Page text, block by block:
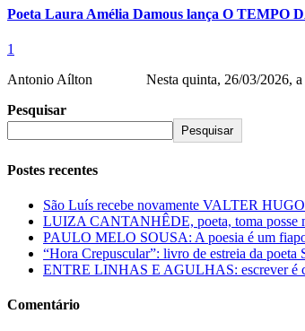
Poeta Laura Amélia Damous lança O TEMPO
1
Antonio Aílton Nesta quinta, 26/03/2026, a
Pesquisar
Pesquisar
Postes recentes
São Luís recebe novamente VALTER
LUIZA CANTANHÊDE, poeta, toma posse
PAULO MELO SOUSA: A poesia é um
“Hora Crepuscular”: livro de estreia da
ENTRE LINHAS E AGULHAS: escrever é
Comentário